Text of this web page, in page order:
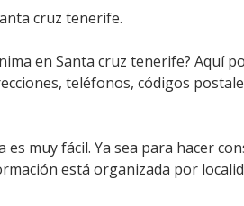
cruz tenerife.
en Santa cruz tenerife?
teléfonos, códigos
es muy fácil. Ya sea para hacer
está organizada por